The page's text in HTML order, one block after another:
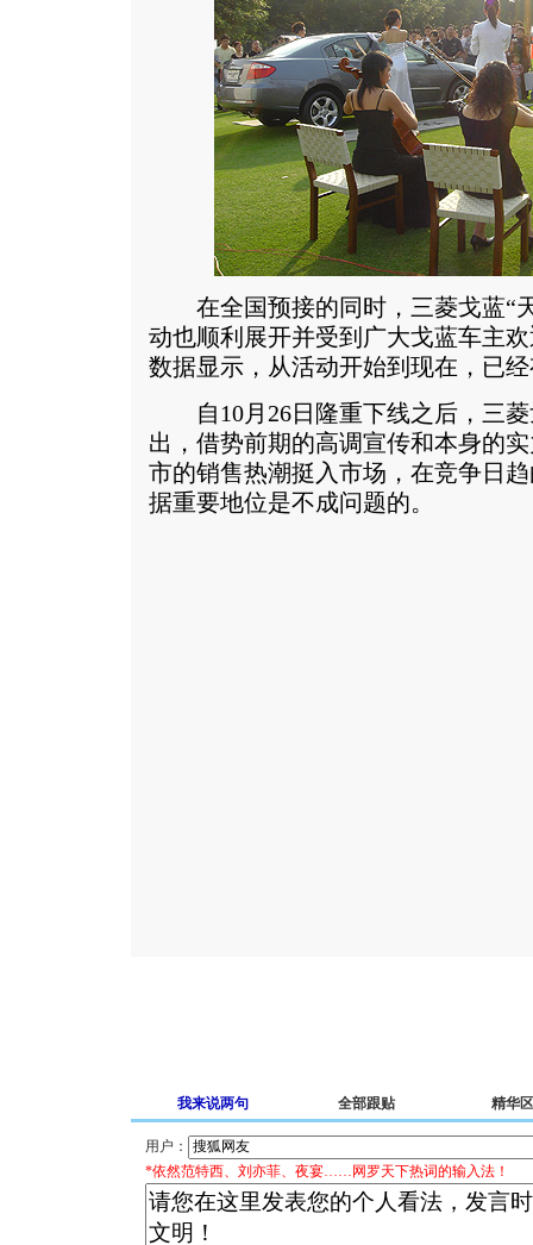
在全国预接的同时，三菱戈蓝“
动也顺利展开并受到广大戈蓝车主
数据显示，从活动开始到现在，已
自10月26日隆重下线之后，三菱
出，借势前期的高调宣传和本身的
市的销售热潮挺入市场，在竞争日
据重要地位是不成问题的。
我来说两句 全部跟贴 精华区
用户：
*依然范特西、刘亦菲、夜宴……网罗天下热词的输入法！